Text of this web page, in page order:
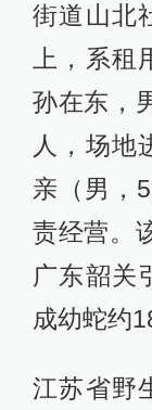
街道山北
上，系租
孙在东，
人，场地
亲（男，
责经营。
广东韶关
成幼蛇约
江苏省野